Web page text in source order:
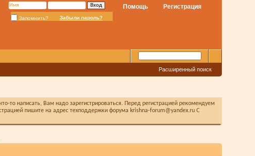
Регистрация
Помощь
Запомнить? Забыли пароль?
Расширенный поиск
написать, Вам надо зарегистрироваться. Перед регистрацией рекомендуем
пишите на адрес техподдержки форума krishna-forum@yandex.ru С